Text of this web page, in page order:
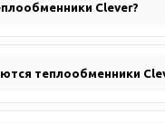
Clever?
теплообменники